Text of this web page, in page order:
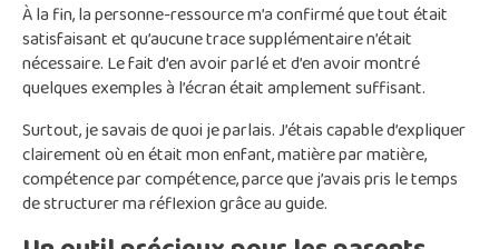
À la fin, la personne-ressource m’a confirmé que tout était
satisfaisant et qu’aucune trace supplémentaire n’était
nécessaire. Le fait d’en avoir parlé et d’en avoir montré
quelques exemples à l’écran était amplement suffisant.
Surtout, je savais de quoi je parlais. J’étais capable d’expliquer
clairement où en était mon enfant, matière par matière,
compétence par compétence, parce que j’avais pris le temps
de structurer ma réflexion grâce au guide.